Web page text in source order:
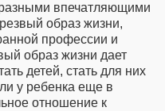
впечатляющими
образ жизни,
профессии и
образ жизни дает
детей, стать для них
у ребенка еще в
отношение к